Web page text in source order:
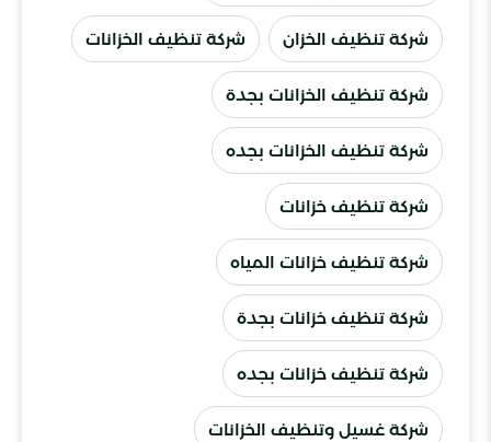
شركة تنظيف الخزان شركة تنظيف الخزانات
شركة تنظيف الخزانات بجدة
شركة تنظيف الخزانات بجده
شركة تنظيف خزانات
شركة تنظيف خزانات المياه
شركة تنظيف خزانات بجدة
شركة تنظيف خزانات بجده
شركة غسيل وتنظيف الخزانات